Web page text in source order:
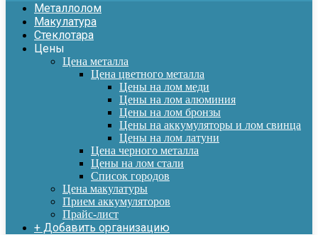
Металлолом
Макулатура
Стеклотара
Цены
Цена металла
Цена цветного металла
Цены на лом меди
Цены на лом алюминия
Цены на лом бронзы
Цены на аккумуляторы и лом свинца
Цены на лом латуни
Цена черного металла
Цены на лом стали
Список городов
Цена макулатуры
Прием аккумуляторов
Прайс-лист
+ Добавить организацию